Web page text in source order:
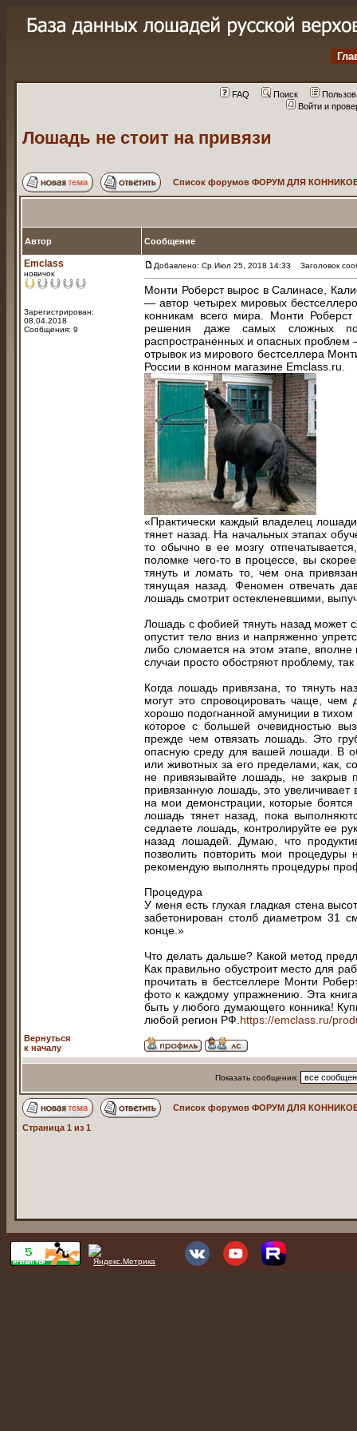
FAQ Поиск
Войти и
Лошадь не стоит на привязи
Список форумов ФОРУМ ДЛЯ КОННИКОВ
Автор Сообщение
Emclass
новичок
Зарегистрирован:
08.04.2018
Сообщения: 9
Добавлено: Ср Июл 25, 2018 14:33 Заголовок
Монти Роберст вырос в Салинасе,
— автор четырех мировых
конникам всего мира. Монти
решения даже самых сложных
распространенных и опасных
отрывок из мирового бестселлера
России в конном магазине Emclass.ru.
«Практически каждый владелец
тянет назад. На начальных этапах
то обычно в ее мозгу
поломке чего-то в процессе, вы
тянуть и ломать то, чем она
тянущая назад. Феномен отвечать
лошадь смотрит остекленевшими,
Лошадь с фобией тянуть назад может
опустит тело вниз и напряженно
либо сломается на этом этапе, вполне
случаи просто обостряют проблему,
Когда лошадь привязана, то тянуть
могут это спровоцировать чаще, чем
хорошо подогнанной амуниции в тихом
которое с большей очевидностью
прежде чем отвязать лошадь. Это
опасную среду для вашей лошади. В
или животных за его пределами, как,
не привязывайте лошадь, не закрыв
привязанную лошадь, это увеличивает
на мои демонстрации, которые
лошадь тянет назад, пока
седлаете лошадь, контролируйте ее
назад лошадей. Думаю, что
позволить повторить мои процедуры
рекомендую выполнять процедуры
Процедура
У меня есть глухая гладкая стена
забетонирован столб диаметром 31
конце.»
Что делать дальше? Какой метод
Как правильно обустроит место для
прочитать в бестселлере Монти
фото к каждому упражнению. Эта
быть у любого думающего конника!
любой регион РФ. https://emclass.ru/
Вернуться
к началу
Показать сообщения:
Список форумов ФОРУМ ДЛЯ КОННИКОВ
Страница 1 из 1